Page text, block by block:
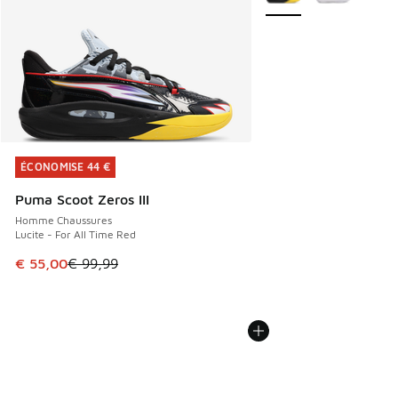
ÉCONOMISE 44 €
Puma Scoot Zeros III
Homme Chaussures
Lucite - For All Time Red
Cet article est en promotion. Prix en baisse de € 99,99 à
€ 55,00€ 99,99
ÉCONOMISE 44 €